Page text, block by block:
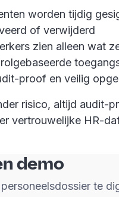
worden tijdig
of verwijderd
zien alleen wat
proof en veilig
risico, altijd audit-
vertrouwelijke HR-
demo
te